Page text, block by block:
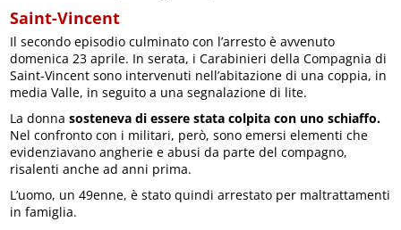
Saint-Vincent
Il secondo episodio culminato con l’arresto è avvenuto
domenica 23 aprile. In serata, i Carabinieri della Compagnia di
Saint-Vincent sono intervenuti nell’abitazione di una coppia, in
media Valle, in seguito a una segnalazione di lite.
La donnasosteneva di essere stata colpita con uno schiaffo.
Nel confronto con i militari, però, sono emersi elementi che
evidenziavano angherie e abusi da parte del compagno,
risalenti anche ad anni prima.
L’uomo, un 49enne, è stato quindi arrestato per maltrattamenti
in famiglia.